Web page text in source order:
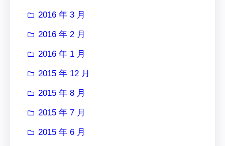
2016 年 3 月
2016 年 2 月
2016 年 1 月
2015 年 12 月
2015 年 8 月
2015 年 7 月
2015 年 6 月